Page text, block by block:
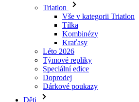
Léto 2026
Týmové repliky
Speciální edice
Doprodej
Dárkové poukazy
Děti
Vše v kategorii Děti
Cyklistika
Vše v kategorii Cyklistika